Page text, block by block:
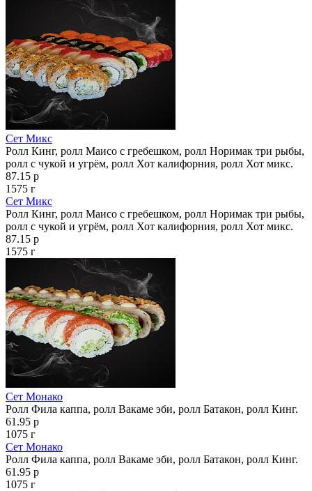
Сет Микс
Ролл Кинг, ролл Маисо с гребешком, ролл Норимак три рыбы,
ролл с чукой и угрём, ролл Хот калифорния, ролл Хот микс.
87.15 р
1575 г
Сет Микс
Ролл Кинг, ролл Маисо с гребешком, ролл Норимак три рыбы,
ролл с чукой и угрём, ролл Хот калифорния, ролл Хот микс.
87.15 р
1575 г
Сет Монако
Ролл Фила каппа, ролл Вакаме эби, ролл Батакон, ролл Кинг.
61.95 р
1075 г
Сет Монако
Ролл Фила каппа, ролл Вакаме эби, ролл Батакон, ролл Кинг.
61.95 р
1075 г